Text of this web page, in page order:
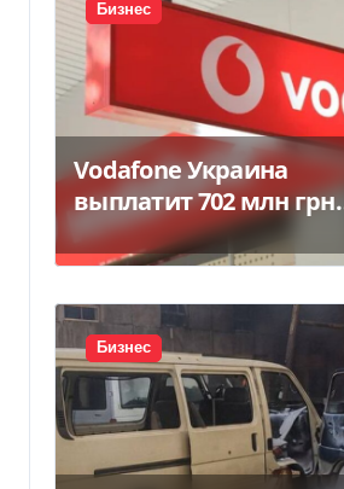
Бизнес
Vodafone Украина
выплатит 702 млн грн
дивидендов — Delo.ua
Бизнес